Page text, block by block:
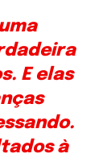
E elas
à